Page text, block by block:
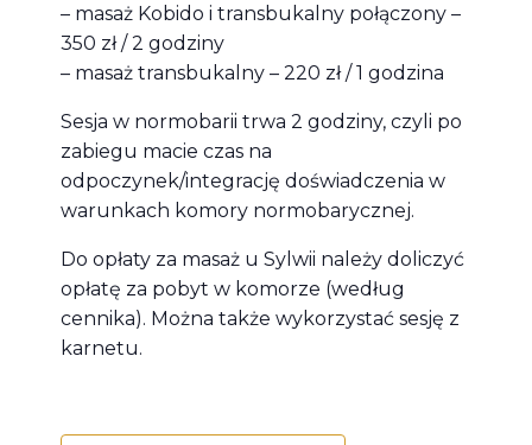
– masaż Kobido i transbukalny połączony –
350 zł / 2 godziny
– masaż transbukalny – 220 zł / 1 godzina
Sesja w normobarii trwa 2 godziny, czyli po
zabiegu macie czas na
odpoczynek/integrację doświadczenia w
warunkach komory normobarycznej.
Do opłaty za masaż u Sylwii należy doliczyć
opłatę za pobyt w komorze (według
cennika). Można także wykorzystać sesję z
karnetu.